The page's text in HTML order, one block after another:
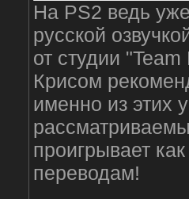
На PS2 ведь
русской
от студии
Крисом
именно из этих
проигрывает
переводам!